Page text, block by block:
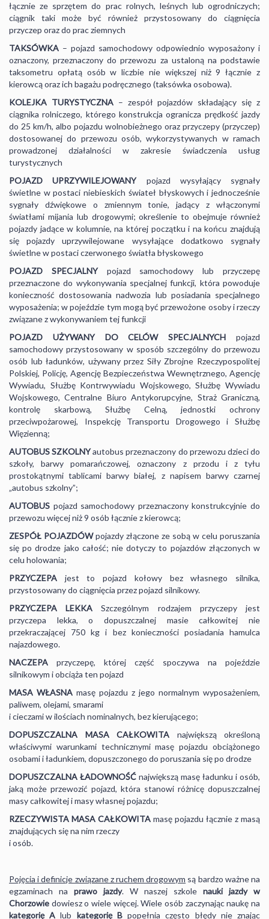
łącznie ze sprzętem do prac rolnych, leśnych lub ogrodniczych;
ciągnik taki może być również przystosowany do ciągnięcia
przyczep oraz do prac ziemnych
TAKSÓWKA – pojazd samochodowy odpowiednio wyposażony i
oznaczony, przeznaczony do przewozu za ustaloną na podstawie
taksometru opłatą osób w liczbie nie większej niż 9 łącznie z
kierowcą oraz ich bagażu podręcznego (taksówka osobowa).
KOLEJKA TURYSTYCZNA– zespół pojazdów składający się z
ciągnika rolniczego, którego konstrukcja ogranicza prędkość jazdy
do 25 km/h, albo pojazdu wolnobieżnego oraz przyczepy (przyczep)
dostosowanej do przewozu osób, wykorzystywanych w ramach
prowadzonej działalności w zakresie świadczenia usług
turystycznych
POJAZD UPRZYWILEJOWANYpojazd wysyłający sygnały
świetlne w postaci niebieskich świateł błyskowych i jednocześnie
sygnały dźwiękowe o zmiennym tonie, jadący z włączonymi
światłami mijania lub drogowymi; określenie to obejmuje również
pojazdy jadące w kolumnie, na której początku i na końcu znajdują
się pojazdy uprzywilejowane wysyłające dodatkowo sygnały
świetlne w postaci czerwonego światła błyskowego
POJAZD SPECJALNYpojazd samochodowy lub przyczepę
przeznaczone do wykonywania specjalnej funkcji, która powoduje
konieczność dostosowania nadwozia lub posiadania specjalnego
wyposażenia; w pojeździe tym mogą być przewożone osoby i rzeczy
związane z wykonywaniem tej funkcji
POJAZD UŻYWANY DO CELÓWSPECJALNYCH pojazd
samochodowy przystosowany w sposób szczególny do przewozu
osób lub ładunków, używany przez Siły Zbrojne Rzeczypospolitej
Polskiej, Policję, Agencję Bezpieczeństwa Wewnętrznego, Agencję
Wywiadu, Służbę Kontrwywiadu Wojskowego, Służbę Wywiadu
Wojskowego, Centralne Biuro Antykorupcyjne, Straż Graniczną,
kontrolę skarbową, Służbę Celną, jednostki ochrony
przeciwpożarowej, Inspekcję Transportu Drogowego i Służbę
Więzienną;
AUTOBUS SZKOLNYautobus przeznaczony do przewozu dzieci do
szkoły, barwy pomarańczowej, oznaczony z przodu i z tyłu
prostokątnymi tablicami barwy białej, z napisem barwy czarnej
„autobus szkolny”;
AUTOBUS pojazd samochodowy przeznaczony konstrukcyjnie do
przewozu więcej niż 9 osób łącznie z kierowcą;
ZESPÓŁ POJAZDÓWpojazdy złączone ze sobą w celu poruszania
się po drodze jako całość; nie dotyczy to pojazdów złączonych w
celu holowania;
PRZYCZEPA jest to pojazd kołowy bez własnego silnika,
przystosowany do ciągnięcia przez pojazd silnikowy.
PRZYCZEPA LEKKA Szczególnym rodzajem przyczepy jest
przyczepa lekka, o dopuszczalnej masie całkowitej nie
przekraczającej 750 kg i bez konieczności posiadania hamulca
najazdowego.
NACZEPA przyczepę, której część spoczywa na pojeździe
silnikowym i obciąża ten pojazd
MASA WŁASNA masę pojazdu z jego normalnym wyposażeniem,
paliwem, olejami, smarami
i cieczami w ilościach nominalnych, bez kierującego;
DOPUSZCZALNA MASA CAŁKOWITA największą określoną
właściwymi warunkami technicznymi masę pojazdu obciążonego
osobami i ładunkiem, dopuszczonego do poruszania się po drodze
DOPUSZCZALNA ŁADOWNOŚĆ największą masę ładunku i osób,
jaką może przewozić pojazd, która stanowi różnicę dopuszczalnej
masy całkowitej i masy własnej pojazdu;
RZECZYWISTA MASA CAŁKOWITA masę pojazdu łącznie z masą
znajdujących się na nim rzeczy
i osób.
Pojęcia i definicje związane z ruchem drogowym są bardzo ważne na
egzaminach na prawo jazdy. W naszej szkole nauki jazdy w
Chorzowie dowiesz o wiele więcej. Wiele osób zaczynając naukę na
kategorię A lub kategorię Bpopełnia często błędy nie znając